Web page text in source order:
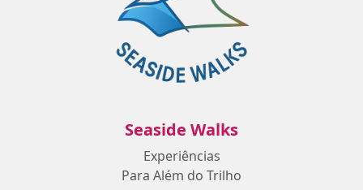
Seaside Walks
Experiências
Para Além do Trilho